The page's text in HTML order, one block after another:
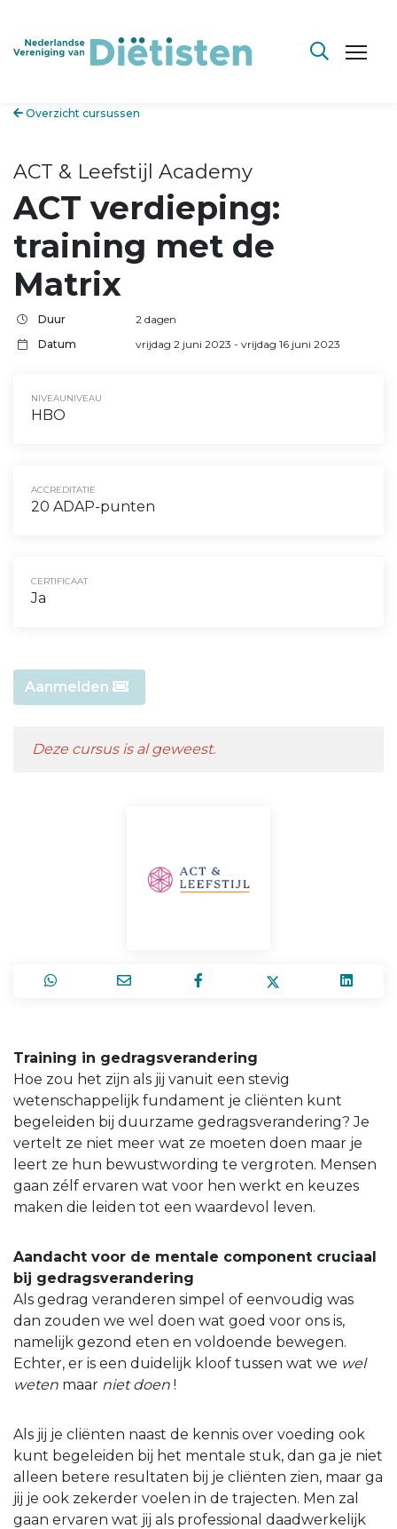
Overzicht cursussen
ACT & Leefstijl Academy
ACT verdieping:
training met de
Matrix
Duur
2 dagen
Datum
vrijdag 2 juni 2023 - vrijdag 16 juni 2023
NIVEAUNIVEAU
HBO
ACCREDITATIE
20 ADAP-punten
CERTIFICAAT
Ja
Aanmelden
Deze cursus is al geweest.
Training in gedragsverandering
Hoe zou het zijn als jij vanuit een stevig
wetenschappelijk fundament je cliënten kunt
begeleiden bij duurzame gedragsverandering? Je
vertelt ze niet meer wat ze moeten doen maar je
leert ze hun bewustwording te vergroten. Mensen
gaan zélf ervaren wat voor hen werkt en keuzes
maken die leiden tot een waardevol leven.
Aandacht voor de mentale component cruciaal
bij gedragsverandering
Als gedrag veranderen simpel of eenvoudig was
dan zouden we wel doen wat goed voor ons is,
namelijk gezond eten en voldoende bewegen.
Echter, er is een duidelijk kloof tussen wat we wel
weten maar niet doen !
Als jij je cliënten naast de kennis over voeding ook
kunt begeleiden bij het mentale stuk, dan ga je niet
alleen betere resultaten bij je cliënten zien, maar ga
jij je ook zekerder voelen in de trajecten. Men zal
gaan ervaren wat jij als professional daadwerkelijk